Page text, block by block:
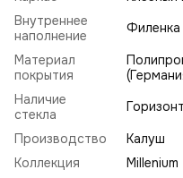
Внутреннее
наполнение
Материал
покрытия
Наличие
стекла
Производство
Калуш
Коллекция
Millenium